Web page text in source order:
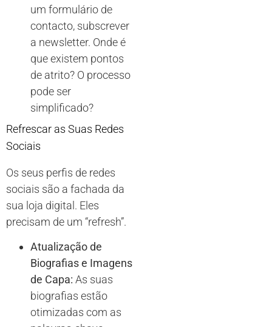
um formulário de
contacto, subscrever
a newsletter. Onde é
que existem pontos
de atrito? O processo
pode ser
simplificado?
Refrescar as Suas Redes
Sociais
Os seus perfis de redes
sociais são a fachada da
sua loja digital. Eles
precisam de um “refresh”.
Atualização de
Biografias e Imagens
de Capa: As suas
biografias estão
otimizadas com as